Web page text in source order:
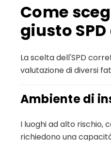
Come
giusto SPD
La scelta dell'SPD
valutazione di diversi
Ambiente di
I luoghi ad alto rischio,
richiedono una